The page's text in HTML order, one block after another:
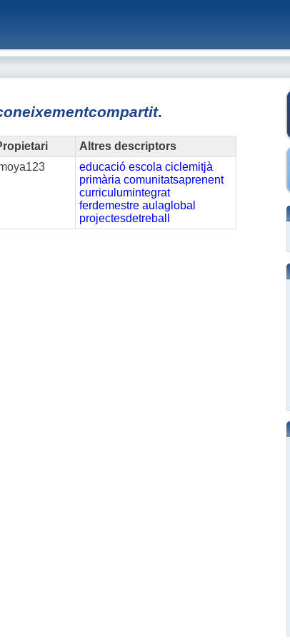
.
Altres descriptors
educació escola ciclemitjà
primària comunitatsaprenent
curriculumintegrat
ferdemestre aulaglobal
projectesdetreball